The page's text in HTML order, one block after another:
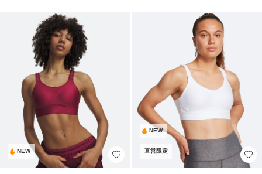
NEW
NEW
直営限定